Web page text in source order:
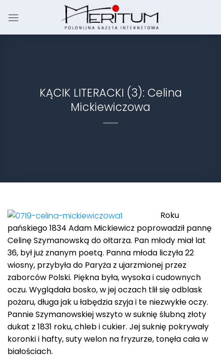
KĄCIK LITERACKI (3): Celina
Mickiewiczowa
Roku
pańskiego 1834 Adam Mickiewicz poprowadził pannę
Celinę Szymanowską do ołtarza. Pan młody miał lat
36, był już znanym poetą. Panna młoda liczyła 22
wiosny, przybyła do Paryża z ujarzmionej przez
zaborców Polski. Piękna była, wysoka i cudownych
oczu. Wyglądała bosko, w jej oczach tlił się odblask
pożaru, długa jak u łabędzia szyja i te niezwykłe oczy.
Pannie Szymanowskiej wszyto w suknię ślubną złoty
dukat z 1831 roku, chleb i cukier. Jej suknię pokrywały
koronki i hafty, suty welon na fryzurze, tonęła cała w
białościach.